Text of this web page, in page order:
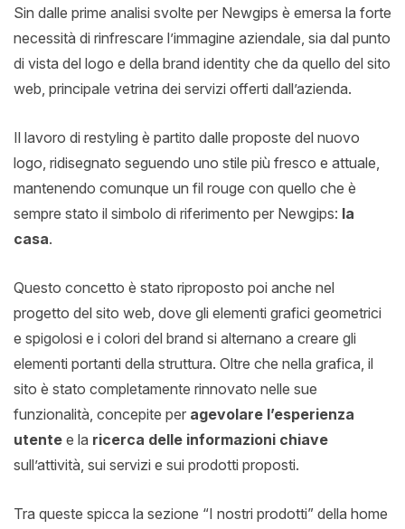
Sin dalle prime analisi svolte per Newgips è emersa la forte
necessità di rinfrescare l’immagine aziendale, sia dal punto
di vista del logo e della brand identity che da quello del sito
web, principale vetrina dei servizi offerti dall’azienda.
Il lavoro di restyling è partito dalle proposte del nuovo
logo, ridisegnato seguendo uno stile più fresco e attuale,
mantenendo comunque un fil rouge con quello che è
sempre stato il simbolo di riferimento per Newgips: la
casa.
Questo concetto è stato riproposto poi anche nel
progetto del sito web, dove gli elementi grafici geometrici
e spigolosi e i colori del brand si alternano a creare gli
elementi portanti della struttura. Oltre che nella grafica, il
sito è stato completamente rinnovato nelle sue
funzionalità, concepite per agevolare l’esperienza
utente e la ricerca delle informazioni chiave
sull’attività, sui servizi e sui prodotti proposti.
Tra queste spicca la sezione “I nostri prodotti” della home